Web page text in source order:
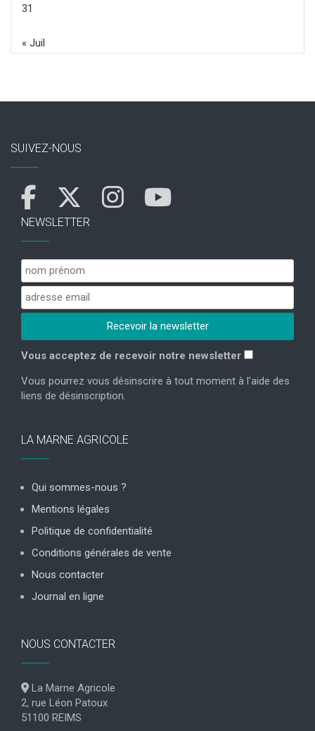
31
« Juil
SUIVEZ-NOUS
NEWSLETTER
Vous acceptez de recevoir notre newsletter
Vous pourrez vous désinscrire à tout moment à l'aide des
liens de désinscription.
LA MARNE AGRICOLE
Qui sommes-nous ?
Mentions légales
Politique de confidentialité
Conditions générales de vente
Nous contacter
Journal en ligne
NOUS CONTACTER
La Marne Agricole
2, rue Léon Patoux
51100 REIMS